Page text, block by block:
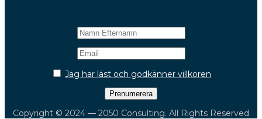
Jag har läst och godkänner villkoren
Copyright © 2024 — 2050 Consulting. All Rights Reserved